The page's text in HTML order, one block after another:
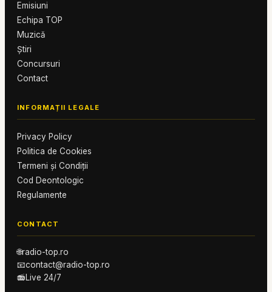
Emisiuni
Echipa TOP
Muzică
Știri
Concursuri
Contact
INFORMAȚII LEGALE
Privacy Policy
Politica de Cookies
Termeni și Condiții
Cod Deontologic
Regulamente
CONTACT
🌐radio-top.ro
📧contact@radio-top.ro
📻Live 24/7